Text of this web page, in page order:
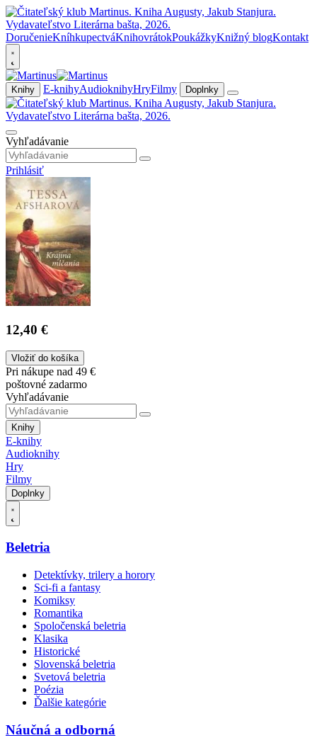
DoručenieKníhkupectváKnihovrátokPoukážkyKnižný blogKontakt
Knihy E-knihyAudioknihyHryFilmy Doplnky
Vyhľadávanie
Prihlásiť
12,40 €
Vložiť do košíka
Pri nákupe nad 49 €
poštovné zadarmo
Vyhľadávanie
Knihy
E-knihy
Audioknihy
Hry
Filmy
Doplnky
Beletria
Detektívky, trilery a horory
Sci-fi a fantasy
Komiksy
Romantika
Spoločenská beletria
Klasika
Historické
Slovenská beletria
Svetová beletria
Poézia
Ďalšie kategórie
Náučná a odborná